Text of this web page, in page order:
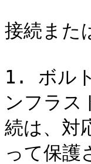
接続また
1. ボル
ンフラス
続は、対
って保護